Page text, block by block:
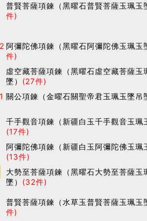
普賢菩薩項鍊（黑曜石普賢菩薩玉珮玉
件)
阿彌陀佛項鍊（黑曜石阿彌陀佛玉珮玉
件)
虛空藏菩薩項鍊（黑曜石虛空藏菩薩玉
墜） (27件)
關公項鍊（金曜石關聖帝君玉珮玉墜吊
千手觀音項鍊（新疆白玉千手觀音玉珮
(17件)
阿彌陀佛項鍊（新疆白玉阿彌陀佛玉珮
(13件)
大勢至菩薩項鍊（黑曜石大勢至菩薩玉
墜） (32件)
普賢菩薩項鍊（水草玉普賢菩薩玉珮玉
件)